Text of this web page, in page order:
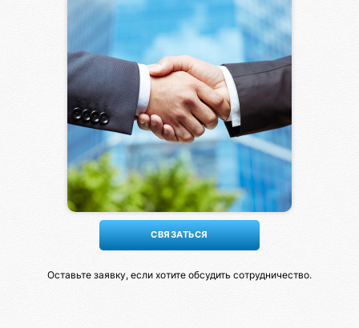
Оставьте заявку, если хотите обсудить сотрудничество.